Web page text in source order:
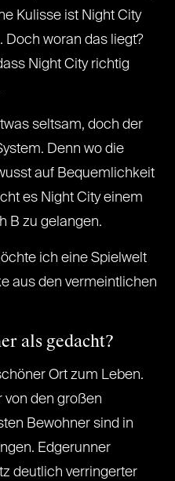
Kulisse ist Night City
Doch woran das liegt?
Night City richtig
seltsam, doch der
Denn wo die
auf Bequemlichkeit
es Night City einem
B zu gelangen.
ich eine Spielwelt
aus den vermeintlichen
als gedacht?
Ort zum Leben.
von den großen
Bewohner sind in
Edgerunner
deutlich verringerter